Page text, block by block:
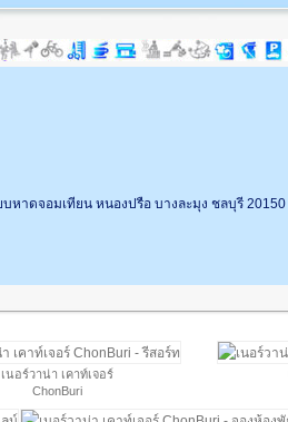
บหาดจอมเทียน หนองปรือ บางละมุง ชลบุรี 20150
เนอร์วาน่า เคาท์เจอร์
ChonBuri